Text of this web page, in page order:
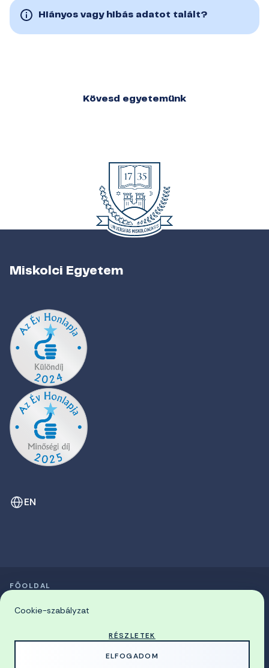
Hiányos vagy hibás adatot talált?
Kövesd egyetemünk
Miskolci Egyetem
EN
© 2026 Miskolci Egyetem
FŐOLDAL
Cookie-szabályzat
RÉSZLETEK
ELFOGADOM